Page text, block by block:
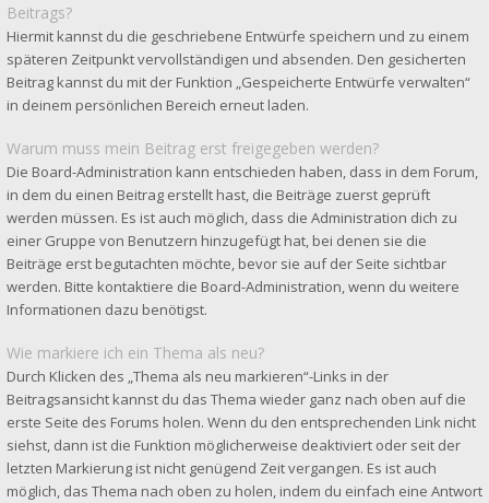
Beitrags?
Hiermit kannst du die geschriebene Entwürfe speichern und zu einem
späteren Zeitpunkt vervollständigen und absenden. Den gesicherten
Beitrag kannst du mit der Funktion „Gespeicherte Entwürfe verwalten“
in deinem persönlichen Bereich erneut laden.
Warum muss mein Beitrag erst freigegeben werden?
Die Board-Administration kann entschieden haben, dass in dem Forum,
in dem du einen Beitrag erstellt hast, die Beiträge zuerst geprüft
werden müssen. Es ist auch möglich, dass die Administration dich zu
einer Gruppe von Benutzern hinzugefügt hat, bei denen sie die
Beiträge erst begutachten möchte, bevor sie auf der Seite sichtbar
werden. Bitte kontaktiere die Board-Administration, wenn du weitere
Informationen dazu benötigst.
Wie markiere ich ein Thema als neu?
Durch Klicken des „Thema als neu markieren“-Links in der
Beitragsansicht kannst du das Thema wieder ganz nach oben auf die
erste Seite des Forums holen. Wenn du den entsprechenden Link nicht
siehst, dann ist die Funktion möglicherweise deaktiviert oder seit der
letzten Markierung ist nicht genügend Zeit vergangen. Es ist auch
möglich, das Thema nach oben zu holen, indem du einfach eine Antwort